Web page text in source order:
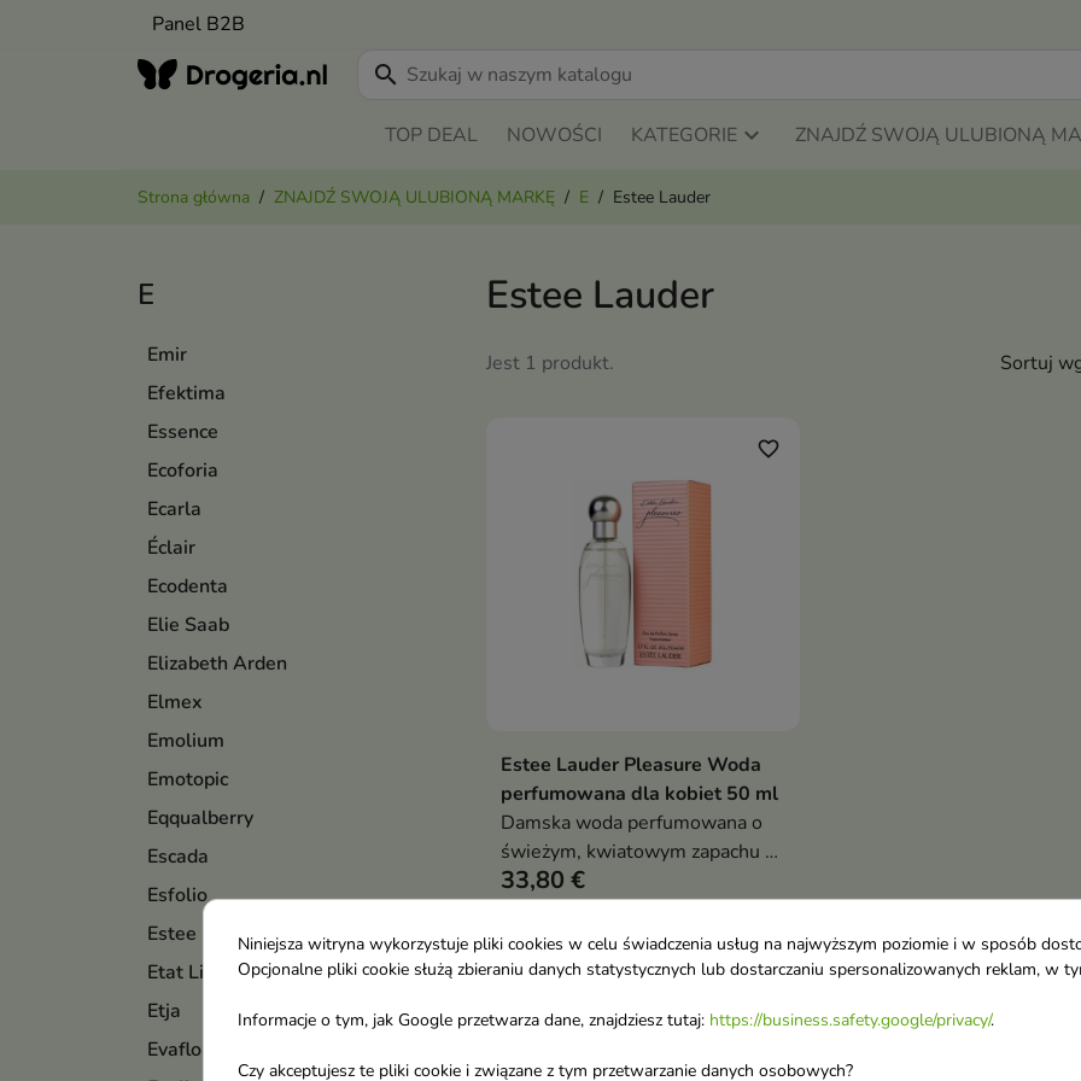
Panel B2B
search
TOP DEAL NOWOŚCI KATEGORIE ZNAJDŹ SWOJĄ ULUBIONĄ
Strona główna ZNAJDŹ SWOJĄ ULUBIONĄ MARKĘ E Estee Lauder
E
Emir
Efektima
Essence
Ecoforia
Ecarla
Éclair
Ecodenta
Elie Saab
Elizabeth Arden
Elmex
Emolium
Emotopic
Eqqualberry
Escada
Esfolio
Estee Lauder
Etat Libre d`Orange
Etja
Evaflor
Estee Lauder
Jest 1 produkt. Sortuj
Dodaj do koszyka
favorite_border
Estee Lauder Pleasure Woda
perfumowana dla kobiet 50 ml
Damska woda perfumowana o
świeżym, kwiatowym zapachu z
nutami fiołka, piwonii, róży i
jaśminu, idealna na co dzień dla
romantycznej kobiety
33,80 €
Pokazano 1-1 z 1 pozycji
Niniejsza witryna wykorzystuje pliki cookies w celu świadczenia usług na najwyższym poziomie i w sposób
Opcjonalne pliki cookie służą zbieraniu danych statystycznych lub dostarczaniu spersonalizowanych reklam, w
Informacje o tym, jak Google przetwarza dane, znajdziesz tutaj: https://business.safety.google/privacy/.
Czy akceptujesz te pliki cookie i związane z tym przetwarzanie danych osobowych?